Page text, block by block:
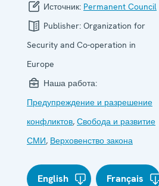
Источник: Permanent Council
Publisher: Organization for
Security and Co-operation in
Europe
Наша работа:
Предупреждение и разрешение
конфликтов, Свобода и развитие
СМИ, Верховенство закона
English Français